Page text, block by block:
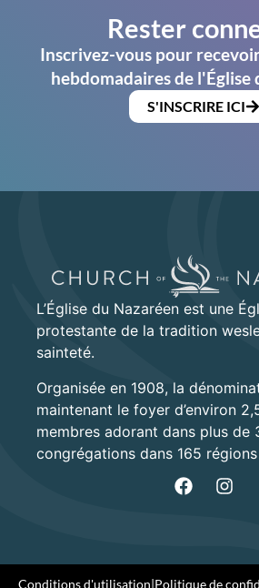
Rester
Inscrivez-vous pour
hebdomadaires de l'Église
S'INSCRIRE ICI
L’Église du Nazaréen est une
protestante de la tradition
sainteté.
Organisée en 1908, la
maintenant le foyer d’environ
membres adorant dans plus de
congrégations dans 165
Conditions d'utilisation|Politique de